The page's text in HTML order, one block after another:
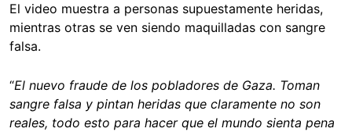
El video muestra a personas supuestamente heridas,
mientras otras se ven siendo maquilladas con sangre
falsa.
“El nuevo fraude de los pobladores de Gaza. Toman
sangre falsa y pintan heridas que claramente no son
reales, todo esto para hacer que el mundo sienta pena